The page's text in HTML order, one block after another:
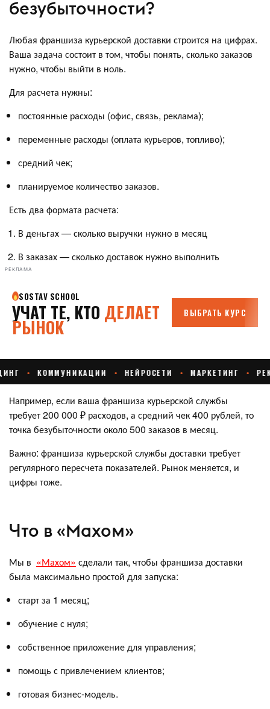
безубыточности?
Любая франшиза курьерской доставки строится на цифрах.
Ваша задача состоит в том, чтобы понять, сколько заказов
нужно, чтобы выйти в ноль.
Для расчета нужны:
постоянные расходы (офис, связь, реклама);
переменные расходы (оплата курьеров, топливо);
средний чек;
планируемое количество заказов.
Есть два формата расчета:
В деньгах — сколько выручки нужно в месяц
В заказах — сколько доставок нужно выполнить
РЕКЛАМА
Например, если ваша франшиза курьерской службы
требует 200 000 ₽ расходов, а средний чек 400 рублей, то
точка безубыточности около 500 заказов в месяц.
Важно: франшиза курьерской службы доставки требует
регулярного пересчета показателей. Рынок меняется, и
цифры тоже.
Что в «Махом»
Мы в «Махом» сделали так, чтобы франшиза доставки
была максимально простой для запуска:
старт за 1 месяц;
обучение с нуля;
собственное приложение для управления;
помощь с привлечением клиентов;
готовая бизнес-модель.